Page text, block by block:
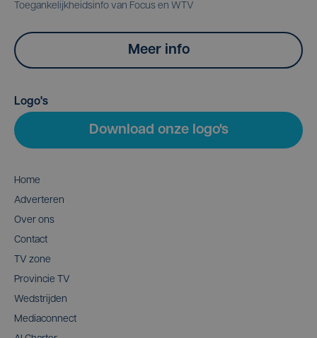
Toegankelijkheidsinfo van Focus en WTV
Meer info
Logo's
Download onze logo's
Home
Adverteren
Over ons
Contact
TV zone
Provincie TV
Wedstrijden
Mediaconnect